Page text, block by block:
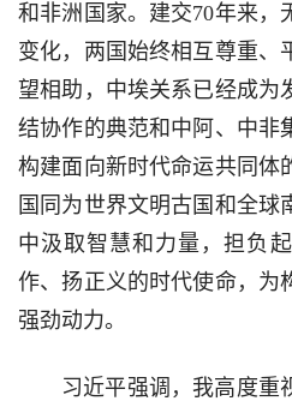
和非洲国家。建交70年来，
变化，两国始终相互尊重、
望相助，中埃关系已经成为
结协作的典范和中阿、中非
构建面向新时代命运共同体
国同为世界文明古国和全球
中汲取智慧和力量，担负
作、扬正义的时代使命，为
强劲动力。
习近平强调，我高度重